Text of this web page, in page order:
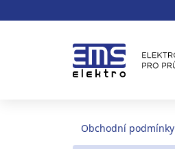
Obchodní podmínky